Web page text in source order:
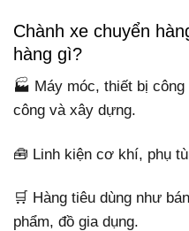
Chành xe chuyển
hàng gì?
🏭 Máy móc, thiết bị
công và xây dựng.
🧰 Linh kiện cơ khí, phụ
🛒 Hàng tiêu dùng như
phẩm, đồ gia dụng.